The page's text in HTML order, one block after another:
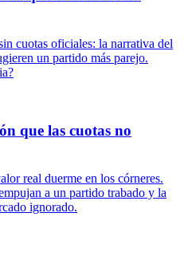
cuotas oficiales: la narrativa del
un partido más parejo.
que las cuotas no
real duerme en los córneres.
a un partido trabado y la
ignorado.